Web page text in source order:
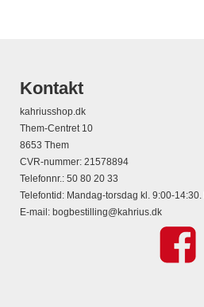
Kontakt
kahriusshop.dk
Them-Centret 10
8653 Them
CVR-nummer: 21578894
Telefonnr. : 50 80 20 33
Telefontid: Mandag-torsdag kl. 9:00-
E-mail: bogbestilling@kahrius.dk